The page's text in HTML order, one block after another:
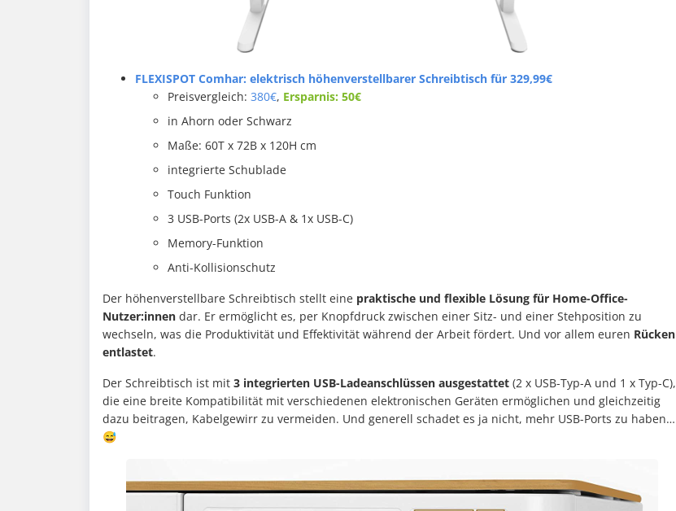
FLEXISPOT Comhar: elektrisch höhenverstellbarer Schreibtisch für 329,99€
Preisvergleich: 380€, Ersparnis: 50€
in Ahorn oder Schwarz
Maße: 60T x 72B x 120H cm
integrierte Schublade
Touch Funktion
3 USB-Ports (2x USB-A & 1x USB-C)
Memory-Funktion
Anti-Kollisionschutz
Der höhenverstellbare Schreibtisch stellt eine praktische und flexible Lösung für Home-Office-
Nutzer:innen dar. Er ermöglicht es, per Knopfdruck zwischen einer Sitz- und einer Stehposition zu
wechseln, was die Produktivität und Effektivität während der Arbeit fördert. Und vor allem euren Rücken
entlastet.
Der Schreibtisch ist mit 3 integrierten USB-Ladeanschlüssen ausgestattet (2 x USB-Typ-A und 1 x Typ-C),
die eine breite Kompatibilität mit verschiedenen elektronischen Geräten ermöglichen und gleichzeitig
dazu beitragen, Kabelgewirr zu vermeiden. Und generell schadet es ja nicht, mehr USB-Ports zu haben…
😅